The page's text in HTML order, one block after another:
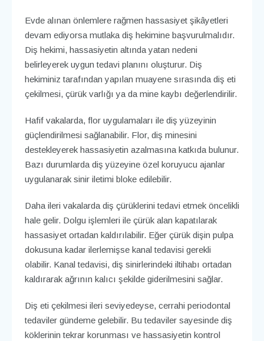
Evde alınan önlemlere rağmen hassasiyet şikâyetleri
devam ediyorsa mutlaka diş hekimine başvurulmalıdır.
Diş hekimi, hassasiyetin altında yatan nedeni
belirleyerek uygun tedavi planını oluşturur. Diş
hekiminiz tarafından yapılan muayene sırasında diş eti
çekilmesi, çürük varlığı ya da mine kaybı değerlendirilir.
Hafif vakalarda, flor uygulamaları ile diş yüzeyinin
güçlendirilmesi sağlanabilir. Flor, diş minesini
destekleyerek hassasiyetin azalmasına katkıda bulunur.
Bazı durumlarda diş yüzeyine özel koruyucu ajanlar
uygulanarak sinir iletimi bloke edilebilir.
Daha ileri vakalarda diş çürüklerini tedavi etmek öncelikli
hale gelir. Dolgu işlemleri ile çürük alan kapatılarak
hassasiyet ortadan kaldırılabilir. Eğer çürük dişin pulpa
dokusuna kadar ilerlemişse kanal tedavisi gerekli
olabilir. Kanal tedavisi, diş sinirlerindeki iltihabı ortadan
kaldırarak ağrının kalıcı şekilde giderilmesini sağlar.
Diş eti çekilmesi ileri seviyedeyse, cerrahi periodontal
tedaviler gündeme gelebilir. Bu tedaviler sayesinde diş
köklerinin tekrar korunması ve hassasiyetin kontrol